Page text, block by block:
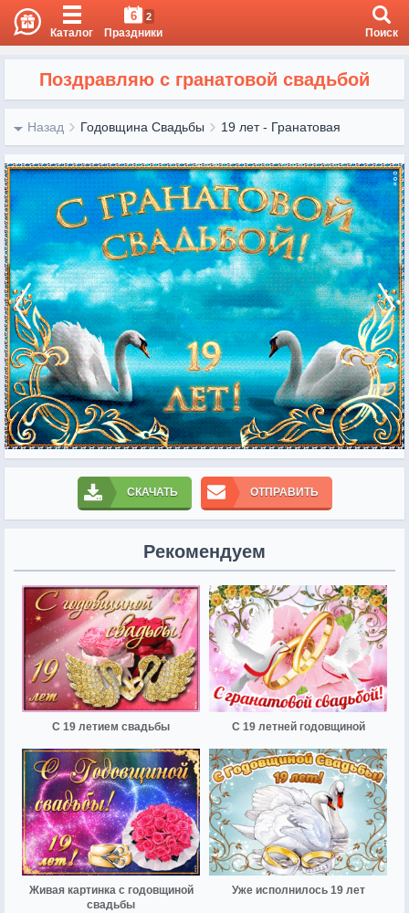
Каталог
6 2
Праздники Поиск
Поздравляю с гранатовой свадьбой
Назад Годовщина Свадьбы 19 лет - Гранатовая
СКАЧАТЬ ОТПРАВИТЬ
Рекомендуем
С 19 летием свадьбы С 19 летней годовщиной
Живая картинка с годовщиной
свадьбы
Уже исполнилось 19 лет